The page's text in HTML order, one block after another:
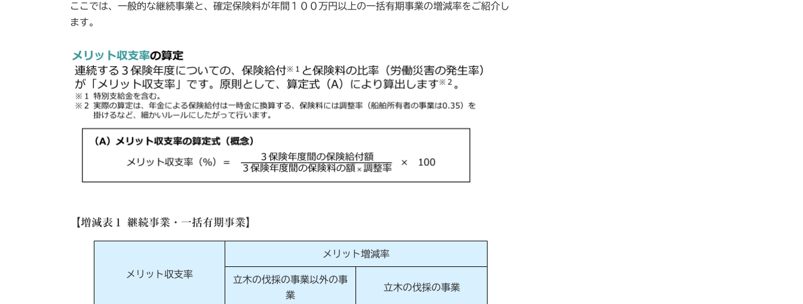
ここでは、一般的な継続事業と、確定保険料が年間１００万円以上の一括有期事業の増減率をご紹介し
ます。
【増減表１ 継続事業・一括有期事業】
メリット収支率
メリット増減率
立木の伐採の事業以外の事
業
立木の伐採の事業